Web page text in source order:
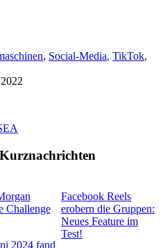
, Social-Media, TikTok,
Challenge
2024 fand
Facebook Reels
erobern die Gruppen:
Neues Feature im
Test!